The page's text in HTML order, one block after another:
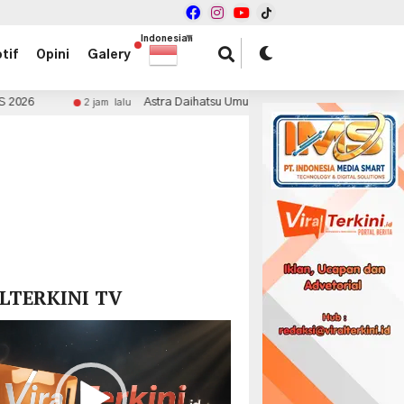
Opini Galery
Indonesian
▼
2 jam lalu Astra Daihatsu Umumkan Pemenang Mid Year Surprise Deals
TV